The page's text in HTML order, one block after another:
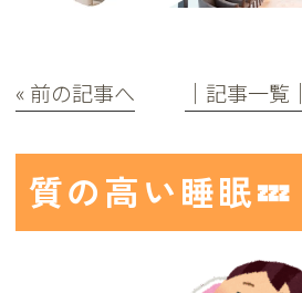
« 前の記事へ │記事一覧│
質の高い睡眠💤